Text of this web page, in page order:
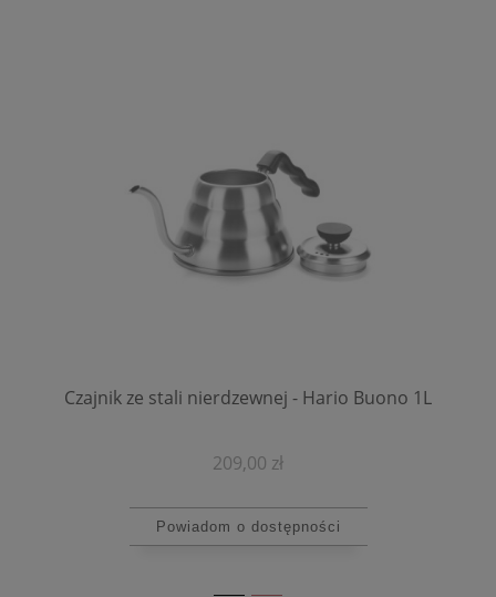
Czajnik ze stali nierdzewnej - Hario Buono 1L
209,00 zł
Powiadom o dostępności